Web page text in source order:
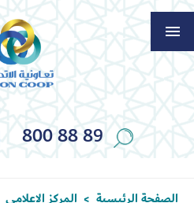
800 88 89
>